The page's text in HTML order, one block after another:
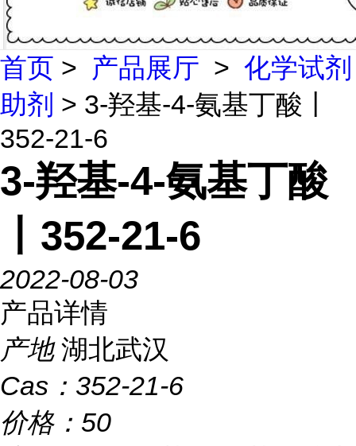
首页 > 产品展厅 > 化学试剂
助剂 > 3-羟基-4-氨基丁酸丨
352-21-6
3-羟基-4-氨基丁酸
丨352-21-6
2022-08-03
产品详情
产地 湖北武汉
Cas： 352-21-6
价格： 50